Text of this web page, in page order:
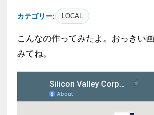
カテゴリー: LOCAL
こんなの作ってみたよ。おっきい
みてね。